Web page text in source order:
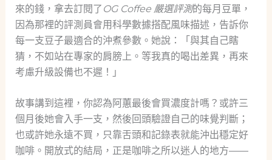
來的錢，拿去訂閱了 OG Coffee 嚴選評測的每月豆單，
因為那裡的評測員會用科學數據搭配風味描述，告訴你
每一支豆子最適合的沖煮參數。她說：「與其自己瞎
猜，不如站在專家的肩膀上。等我真的喝出差異，再來
考慮升級設備也不遲！」
故事講到這裡，你認為阿蕙最後會買濃度計嗎？或許三
個月後她會入手一支，然後回頭驗證自己的味覺判斷；
也或許她永遠不買，只靠舌頭和記錄表就能沖出穩定好
咖啡。開放式的結局，正是咖啡之所以迷人的地方——